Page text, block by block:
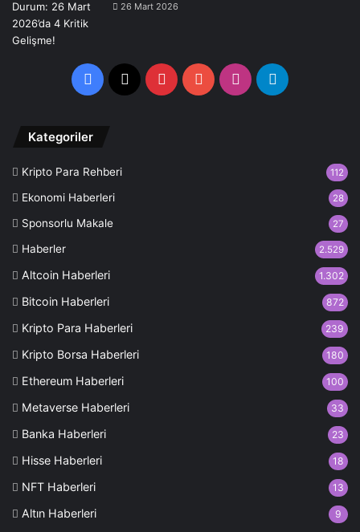
26 Mart 2026
Facebook PinterestYouTubeInstagramTelegram
Kategoriler
Kripto Para Rehberi 112
Ekonomi Haberleri 28
Sponsorlu Makale 27
Haberler 2.529
Altcoin Haberleri 1.302
Bitcoin Haberleri 872
Kripto Para Haberleri 239
Kripto Borsa Haberleri 180
Ethereum Haberleri 100
Metaverse Haberleri 33
Banka Haberleri 23
Hisse Haberleri 18
NFT Haberleri 13
Altın Haberleri 9